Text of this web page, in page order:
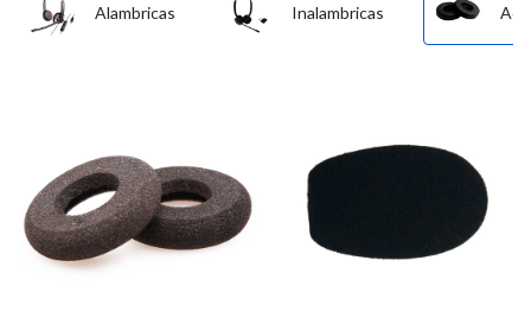
Alambricas Inalambricas